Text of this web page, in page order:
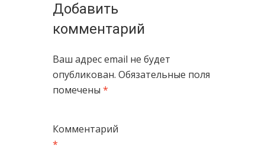
Добавить
комментарий
Ваш адрес email не будет
опубликован. Обязательные поля
помечены *
Комментарий
*